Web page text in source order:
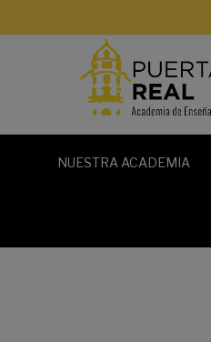
NUESTRA ACADEMIA